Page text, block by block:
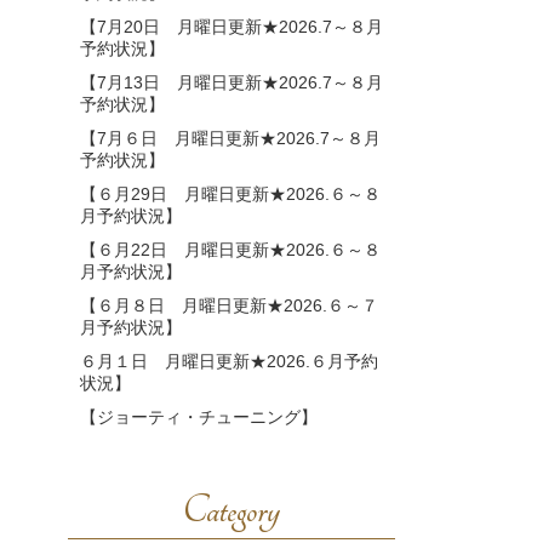
【7月20日 月曜日更新★2026.7～８月
予約状況】
【7月13日 月曜日更新★2026.7～８月
予約状況】
【7月６日 月曜日更新★2026.7～８月
予約状況】
【６月29日 月曜日更新★2026.６～８
月予約状況】
【６月22日 月曜日更新★2026.６～８
月予約状況】
【６月８日 月曜日更新★2026.６～７
月予約状況】
６月１日 月曜日更新★2026.６月予約
状況】
【ジョーティ・チューニング】
Category